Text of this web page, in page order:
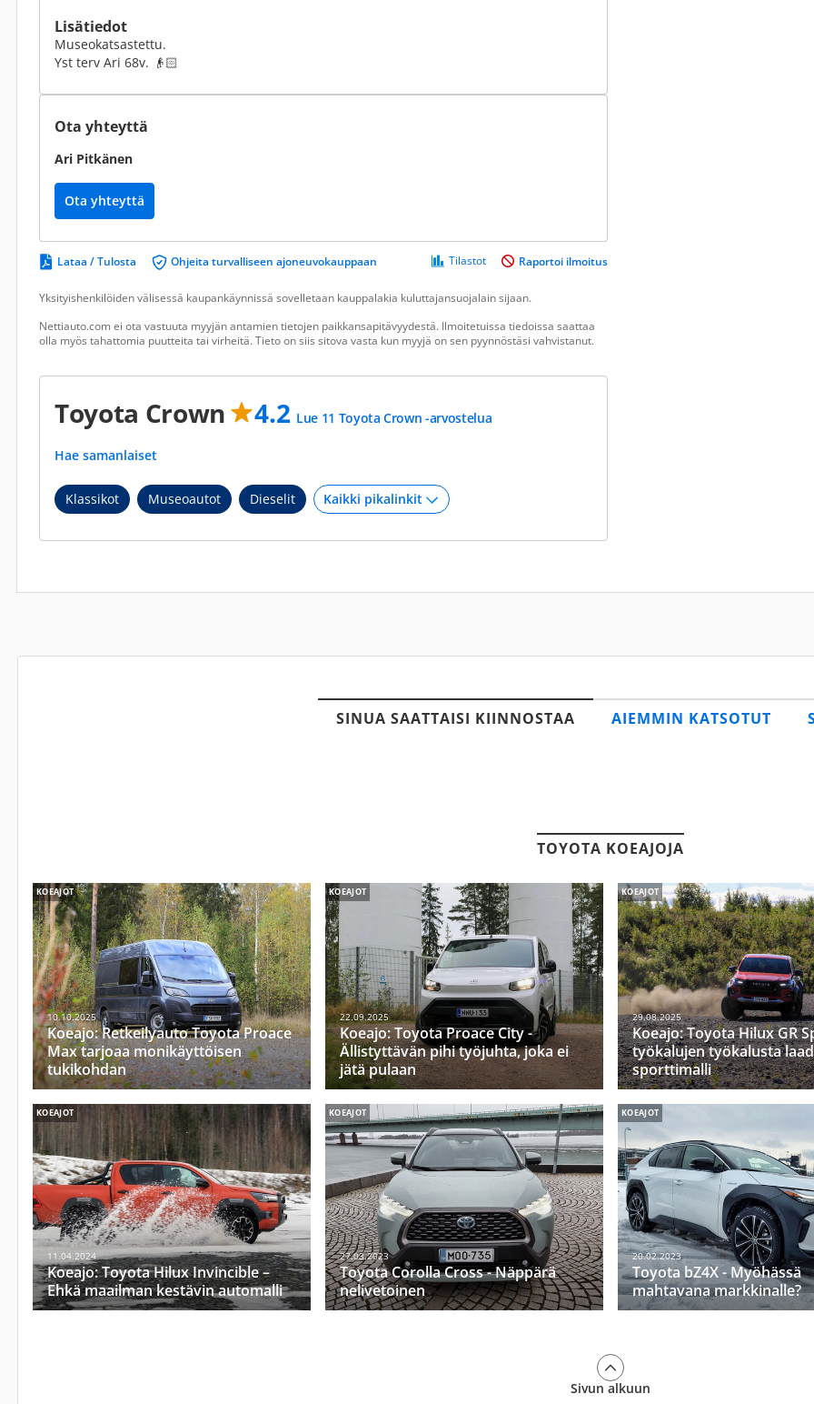
Lisätiedot
Museokatsastettu.
Yst terv Ari 68v. 👴🏻
Ota yhteyttä
Ari Pitkänen
Ota yhteyttä
Lataa / Tulosta Ohjeita turvalliseen ajoneuvokauppaan Tilastot Raportoi ilmoitus
Yksityishenkilöiden välisessä kaupankäynnissä sovelletaan kauppalakia kuluttajansuojalain sijaan.
Nettiauto.com ei ota vastuuta myyjän antamien tietojen paikkansapitävyydestä. Ilmoitetuissa tiedoissa saattaa
olla myös tahattomia puutteita tai virheitä. Tieto on siis sitova vasta kun myyjä on sen pyynnöstäsi vahvistanut.
Toyota Crown 4.2 Lue 11 Toyota Crown -arvostelua
Hae samanlaiset
Klassikot Museoautot Dieselit
SINUA SAATTAISI KIINNOSTAA AIEMMIN KATSOTUT
TOYOTA KOEAJOJA
KOEAJOT
10.10.2025
Koeajo: Retkeilyauto Toyota Proace
Max tarjoaa monikäyttöisen
tukikohdan
KOEAJOT
22.09.2025
Koeajo: Toyota Proace City -
Ällistyttävän pihi työjuhta, joka ei
jätä pulaan
KOEAJOT
29.08.2025
Koeajo: Toyota Hilux GR
työkalujen työkalusta
sporttimalli
KOEAJOT
11.04.2024
Koeajo: Toyota Hilux Invincible –
Ehkä maailman kestävin automalli
KOEAJOT
27.03.2023
Toyota Corolla Cross - Näppärä
nelivetoinen
KOEAJOT
20.02.2023
Toyota bZ4X - Myöhässä
mahtavana markkinalle?
Sivun alkuun